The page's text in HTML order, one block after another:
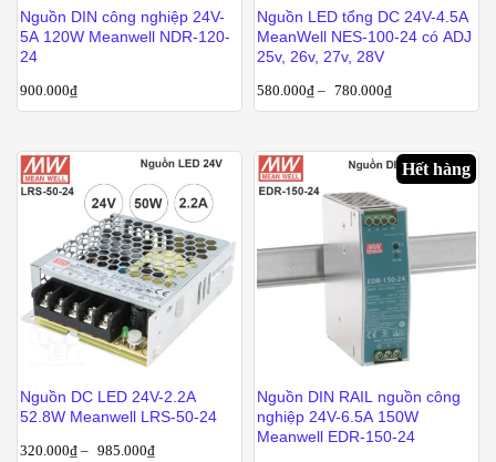
Nguồn DIN công nghiệp 24V-
5A 120W Meanwell NDR-120-
24
900.000₫
Nguồn LED tổng DC 24V-4.5A
MeanWell NES-100-24 có ADJ
25v, 26v, 27v, 28V
580.000₫ – 780.000₫
Nguồn DC LED 24V-2.2A
52.8W Meanwell LRS-50-24
320.000₫ – 985.000₫
Hết hàng
Nguồn DIN RAIL nguồn công
nghiệp 24V-6.5A 150W
Meanwell EDR-150-24